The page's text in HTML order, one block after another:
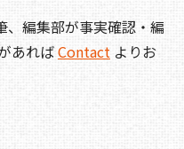
、編集部が事実確認・編
あればContact よりお